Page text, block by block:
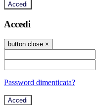
Accedi
Accedi
button close ×
Password dimenticata?